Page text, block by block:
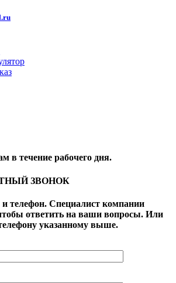
в течение рабочего дня.
ЗВОНОК
телефон. Специалист компании
ответить на ваши вопросы. Или
указанному выше.